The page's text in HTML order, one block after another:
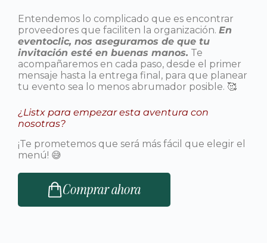
Entendemos lo complicado que es encontrar
proveedores que faciliten la organización. En
eventoclic, nos aseguramos de que tu
invitación esté en buenas manos. Te
acompañaremos en cada paso, desde el primer
mensaje hasta la entrega final, para que planear
tu evento sea lo menos abrumador posible. 🥰
¿Listx para empezar esta aventura con
nosotras?
¡Te prometemos que será más fácil que elegir el
menú! 😅
Comprar ahora